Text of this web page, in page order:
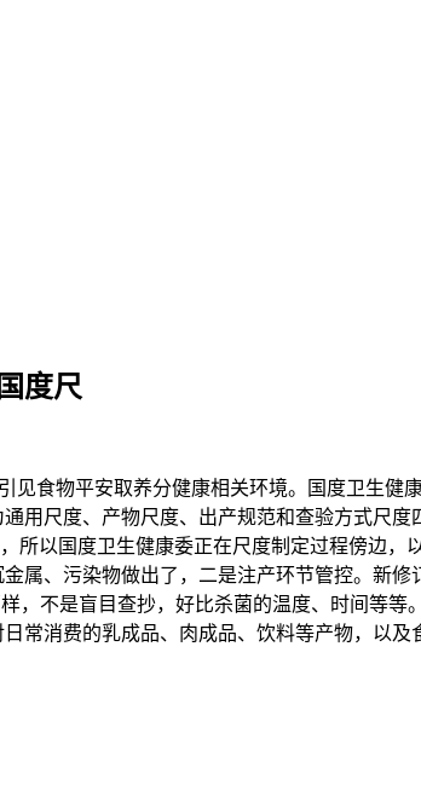
度尺
食物平安取养分健康相关环境。国度卫生健
用尺度、产物尺度、出产规范和查验方式尺
所以国度卫生健康委正在尺度制定过程傍边
属、污染物做出了，二是注产环节管控。新
，不是盲目查抄，好比杀菌的温度、时间等
常消费的乳成品、肉成品、饮料等产物，以